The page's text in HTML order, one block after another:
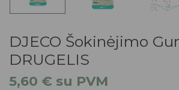
DJECO Šokinėjimo
DRUGELIS
5,60 € su PVM